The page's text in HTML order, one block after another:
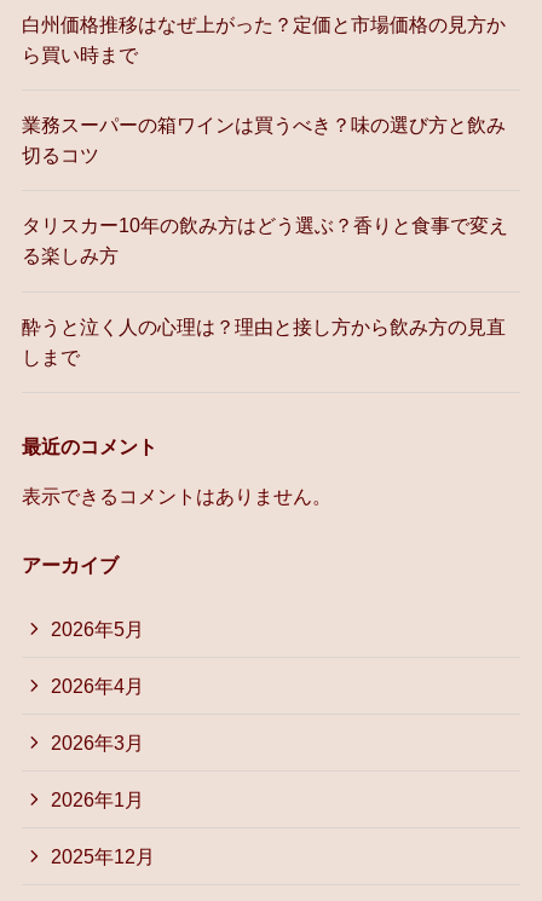
白州価格推移はなぜ上がった？定価と市場価格の見方か
ら買い時まで
業務スーパーの箱ワインは買うべき？味の選び方と飲み
切るコツ
タリスカー10年の飲み方はどう選ぶ？香りと食事で変え
る楽しみ方
酔うと泣く人の心理は？理由と接し方から飲み方の見直
しまで
最近のコメント
表示できるコメントはありません。
アーカイブ
2026年5月
2026年4月
2026年3月
2026年1月
2025年12月